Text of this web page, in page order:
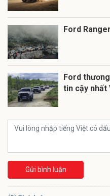
Ford
Ford
tin cậy nhất
Gửi bình luận